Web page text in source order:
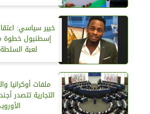
خبير سياسي:
إسطنبول
لعبة السلطة
ملفات أوكرانيا
التجارية تتصدر